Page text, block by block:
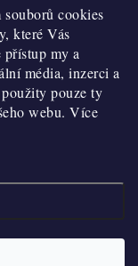
cookies
které Vás
my a
média, inzerci a
pouze ty
webu. Více